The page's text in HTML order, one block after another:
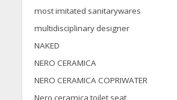
most imitated sanitarywares
multidisciplinary designer
NAKED
NERO CERAMICA
NERO CERAMICA COPRIWATER
Nero ceramica toilet seat